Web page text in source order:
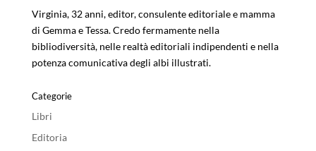
Virginia, 32 anni, editor, consulente editoriale e mamma
di Gemma e Tessa. Credo fermamente nella
bibliodiversità, nelle realtà editoriali indipendenti e nella
potenza comunicativa degli albi illustrati.
Categorie
Libri
Editoria